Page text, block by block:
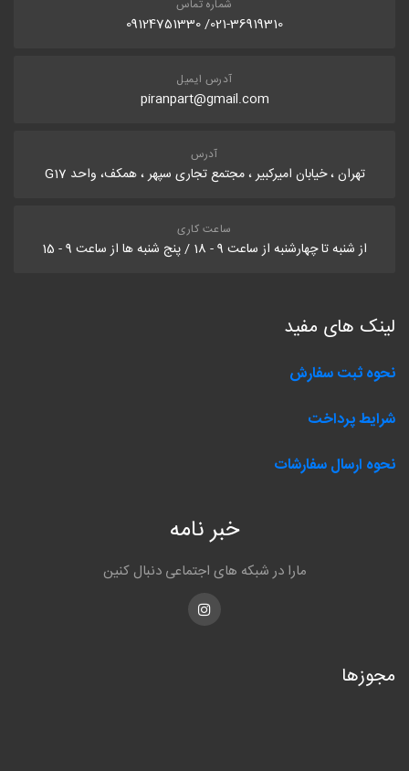
شماره تماس
021-36919310/ 09124751330
آدرس ایمیل
piranpart@gmail.com
آدرس
تهران ، خیابان امیرکبیر ، مجتمع تجاری سپهر ، همکف، واحد G17
ساعت کاری
از شنبه تا چهارشنبه از ساعت 9 - 18 / پنج شنبه ها از ساعت 9 - 15
لینک های مفید
نحوه ثبت سفارش
شرایط پرداخت
نحوه ارسال سفارشات
خبر نامه
مارا در شبکه های اجتماعی دنبال کنین
Instagram
مجوزها